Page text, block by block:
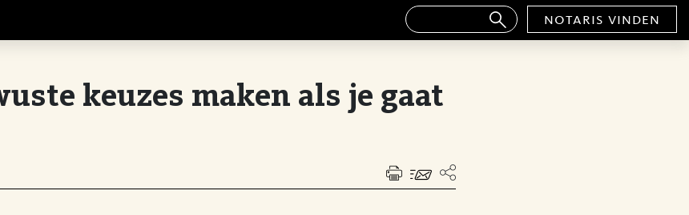
notaris vinden
keuzes maken als je gaat